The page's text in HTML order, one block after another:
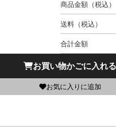
商品金額（税込）
送料（税込）
合計金額
お買い物かごに入れる
お気に入りに追加